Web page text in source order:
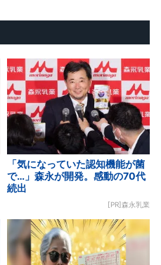
「気になっていた認知機能が菌
で…」森永が開発。感動の70代
続出
[PR]森永乳業